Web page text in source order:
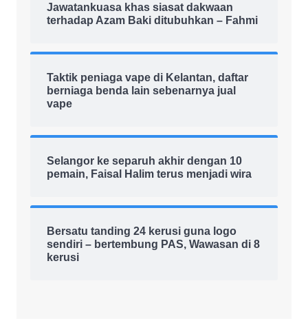
Jawatankuasa khas siasat dakwaan
terhadap Azam Baki ditubuhkan – Fahmi
Taktik peniaga vape di Kelantan, daftar
berniaga benda lain sebenarnya jual
vape
Selangor ke separuh akhir dengan 10
pemain, Faisal Halim terus menjadi wira
Bersatu tanding 24 kerusi guna logo
sendiri – bertembung PAS, Wawasan di 8
kerusi